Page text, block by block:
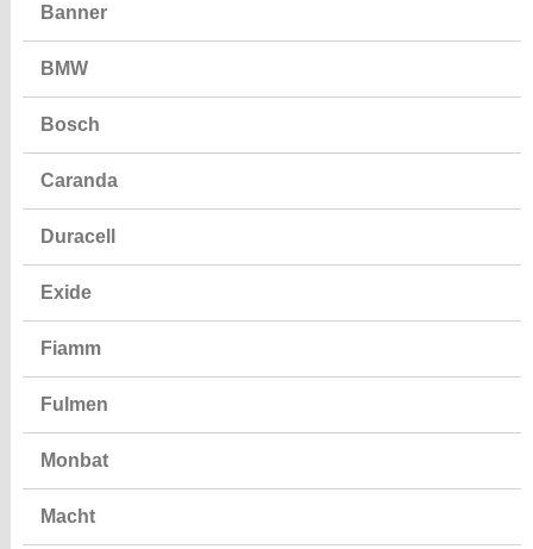
Banner
BMW
Bosch
Caranda
Duracell
Exide
Fiamm
Fulmen
Monbat
Macht